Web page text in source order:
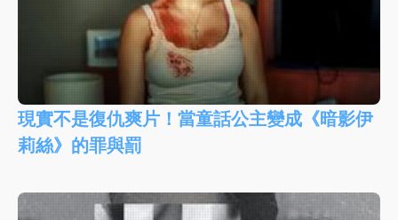
現實不是復仇爽片！當童話公主變成《暗影伊
莉絲》的罪與罰